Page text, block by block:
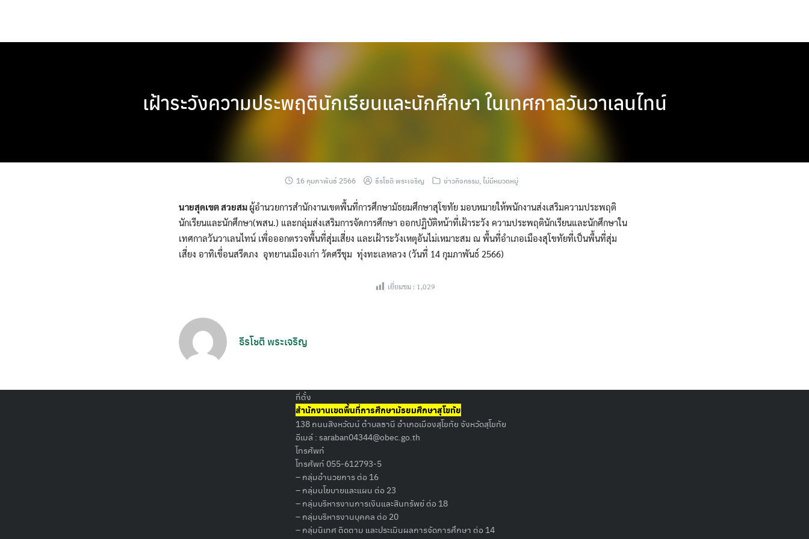
เฝ้าระวังความประพฤตินักเรียนและนักศึกษา ในเทศกาลวันวาเลนไทน์
16 กุมภาพันธ์ 2566 ธีรโชติ พระเจริญ ข่าวกิจกรรม,ไม่มีหมวดหมู่
นายสุดเขต สวยสม ผู้อำนวยการสำนักงานเขตพื้นที่การศึกษามัธยมศึกษาสุโขทัย มอบหมายให้พนักงานส่งเสริมความประพฤติ
นักเรียนและนักศึกษา(พสน.) และกลุ่มส่งเสริมการจัดการศึกษา ออกปฏิบัติหน้าที่เฝ้าระวัง ความประพฤตินักเรียนและนักศึกษาใน
เทศกาลวันวาเลนไทน์ เพื่อออกตรวจพื้นที่สุ่มเสี่ยง และเฝ้าระวังเหตุอันไม่เหมาะสม ณ พื้นที่อำเภอเมืองสุโขทัยที่เป็นพื้นที่สุ่ม
เสี่ยง อาทิเขื่อนสรีดภง อุทยานเมืองเก่า วัดศรีชุม ทุ่งทะเลหลวง (วันที่ 14 กุมภาพันธ์ 2566)
เยี่ยมชม : 1,029
ธีรโชติ พระเจริญ
ที่ตั้ง
สำนักงานเขตพื้นที่การศึกษามัธยมศึกษาสุโขทัย
138 ถนนสิงหวัฒน์ ตำบลธานี อำเภอเมืองสุโขทัย จังหวัดสุโขทัย
อีเมล์ : saraban04344@obec.go.th
โทรศัพท์
โทรศัพท์ 055-612793-5
– กลุ่มอำนวยการ ต่อ 16
– กลุ่มนโยบายและแผน ต่อ 23
– กลุ่มบริหารงานการเงินและสินทรัพย์ ต่อ 18
– กลุ่มบริหารงานบุคคล ต่อ 20
– กลุ่มนิเทศ ติดตาม และประเมินผลการจัดการศึกษา ต่อ 14